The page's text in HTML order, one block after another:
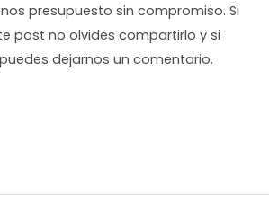
presupuesto sin compromiso. Si
post no olvides compartirlo y si
dejarnos un comentario.